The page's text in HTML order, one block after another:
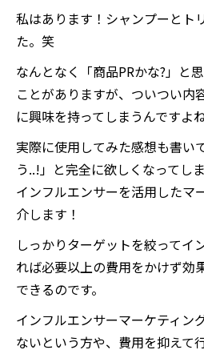
私はあります！シャンプーとト
た。笑
なんとなく「商品PRかな?」と
ことがありますが、ついつい内
に興味を持ってしまうんですよね
実際に使用してみた感想も書い
う..!」と完全に欲しくなってし
インフルエンサーを活用したマ
介します！
しっかりターゲットを絞ってイ
れば必要以上の費用をかけず効
できるのです。
インフルエンサーマーケティン
ないという方や、費用を抑えて